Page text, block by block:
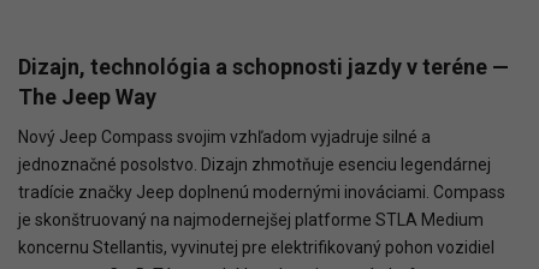
Dizajn, technológia a schopnosti jazdy v teréne —
The Jeep Way
Nový Jeep Compass svojim vzhľadom vyjadruje silné a
jednoznačné posolstvo. Dizajn zhmotňuje esenciu legendárnej
tradície značky Jeep doplnenú modernými inováciami. Compass
je skonštruovaný na najmodernejšej platforme STLA Medium
koncernu Stellantis, vyvinutej pre elektrifikovaný pohon vozidiel